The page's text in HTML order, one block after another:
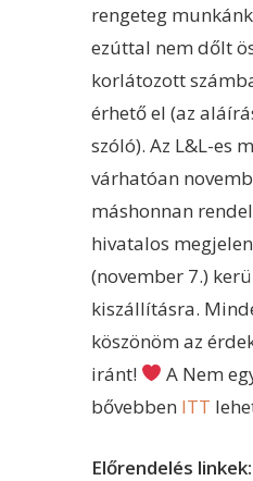
rengeteg
ezúttal nem dőlt
korlátozott
érhető el (az
szóló). Az L&L-es
várhatóan
máshonnan
hivatalos
(november 7.)
kiszállításra.
köszönöm az
iránt!
A Nem
bővebben ITT
Előrendelés linkek: